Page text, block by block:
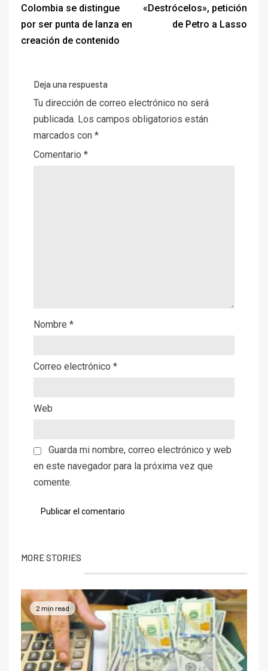
Colombia se distingue
por ser punta de lanza en
creación de contenido
«Destrócelos», petición
de Petro a Lasso
Deja una respuesta
Tu dirección de correo electrónico no será
publicada. Los campos obligatorios están
marcados con *
Comentario *
Nombre *
Correo electrónico *
Web
Guarda mi nombre, correo electrónico y web
en este navegador para la próxima vez que
comente.
MORE STORIES
2 min read